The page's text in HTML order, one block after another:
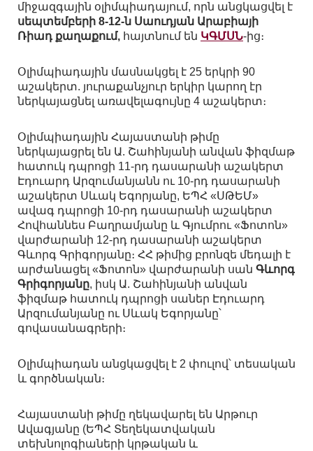
միջազգային օլիմպիադայում, որն անցկացվել է
սեպտեմբերի 8-12-ն Սաուդյան Արաբիայի
Ռիադ քաղաքում, հայտնում են ԿԳՄՍՆ-ից։
Օլիմպիադային մասնակցել է 25 երկրի 90
աշակերտ. յուրաքանչյուր երկիր կարող էր
ներկայացնել առավելագույնը 4 աշակերտ։
Օլիմպիադային Հայաստանի թիմը
ներկայացրել են Ա. Շահինյանի անվան ֆիզմաթ
հատուկ դպրոցի 11-րդ դասարանի աշակերտ
Էդուարդ Արզումանյանն ու 10-րդ դասարանի
աշակերտ Սևակ Եգորյանը, ԵՊՀ «ՍԹԵՄ»
ավագ դպրոցի 10-րդ դասարանի աշակերտ
Հովհաննես Բաղրամյանը և Գյումրու «Ֆոտոն»
վարժարանի 12-րդ դասարանի աշակերտ
Գևորգ Գրիգորյանը։ ՀՀ թիմից բրոնզե մեդալի է
արժանացել «Ֆոտոն» վարժարանի սան Գևորգ
Գրիգորյանը, իսկ Ա. Շահինյանի անվան
ֆիզմաթ հատուկ դպրոցի սաներ Էդուարդ
Արզումանյանը ու Սևակ Եգորյանը՝
գովասանագրերի։
Օլիմպիադան անցկացվել է 2 փուլով՝ տեսական
և գործնական։
Հայաստանի թիմը ղեկավարել են Արթուր
Ավագյանը (ԵՊՀ Տեղեկատվական
տեխնոլոգիաների կրթական և